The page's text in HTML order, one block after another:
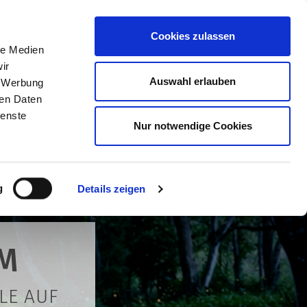
Medien
Daten
Details zeigen
Cookies zulassen
Auswahl erlauben
Nur notwendige Cookies
AUF